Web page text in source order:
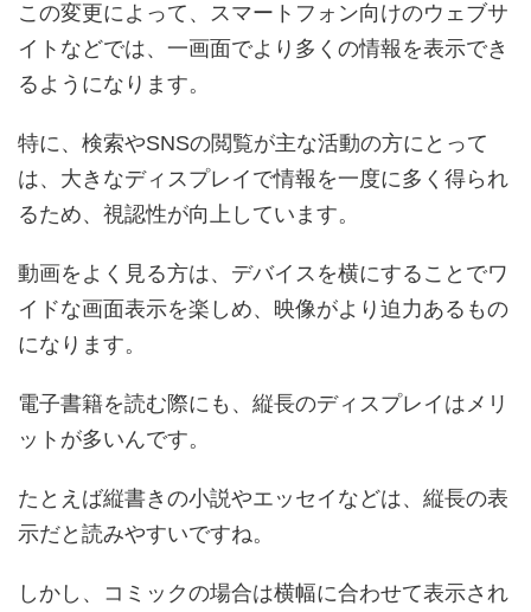
この変更によって、スマートフォン向けのウェブサ
イトなどでは、一画面でより多くの情報を表示でき
るようになります。
特に、検索やSNSの閲覧が主な活動の方にとって
は、大きなディスプレイで情報を一度に多く得られ
るため、視認性が向上しています。
動画をよく見る方は、デバイスを横にすることでワ
イドな画面表示を楽しめ、映像がより迫力あるもの
になります。
電子書籍を読む際にも、縦長のディスプレイはメリ
ットが多いんです。
たとえば縦書きの小説やエッセイなどは、縦長の表
示だと読みやすいですね。
しかし、コミックの場合は横幅に合わせて表示され